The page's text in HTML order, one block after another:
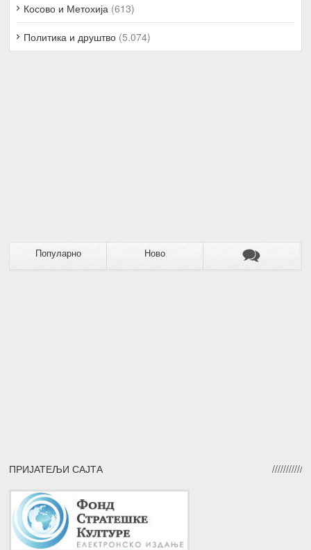
Косово и Метохија (613)
Политика и друштво (5.074)
Популарно Ново
ПРИЈАТЕЉИ САЈТА